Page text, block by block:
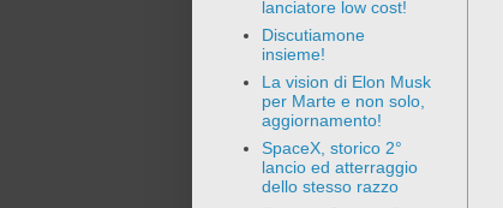
lanciatore low cost!
Discutiamone
insieme!
La vision di Elon Musk
per Marte e non solo,
aggiornamento!
SpaceX, storico 2°
lancio ed atterraggio
dello stesso razzo